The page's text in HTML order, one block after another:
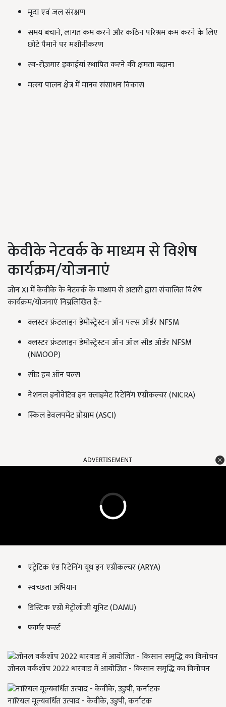
मृदा एवं जल संरक्षण
समय बचाने, लागत कम करने और कठिन परिश्रम कम करने के लिए
छोटे पैमाने पर मशीनीकरण
स्व-रोज़गार इकाईयां स्थापित करने की क्षमता बढ़ाना
मत्स्य पालन क्षेत्र में मानव संसाधन विकास
केवीके नेटवर्क के माध्यम से विशेष
कार्यक्रम/योजनाएं
जोन XI में केवीके के नेटवर्क के माध्यम से अटारी द्वारा संचालित विशेष
कार्यक्रम/योजनाएं निम्नलिखित हैं:-
क्लस्टर फ्रंटलाइन डेमोस्ट्रेस्टन ऑन पल्स ऑर्डर NFSM
क्लस्टर फ्रंटलाइन डेमोस्ट्रेस्टन ऑन ऑल सीड ऑर्डर NFSM
(NMOOP)
सीड हब ऑन पल्स
नेशनल इनोवेटिव इन क्लाइमेट रिटेनिंग एग्रीकल्चर (NICRA)
स्किल डेवलपमेंट प्रोग्राम (ASCI)
ADVERTISEMENT
एट्रेटिक एंड रिटेनिंग यूथ इन एग्रीकल्चर (ARYA)
स्वच्छता अभियान
डिस्टिक एग्रो मेट्रोलॉजी यूनिट (DAMU)
फार्मर फर्स्ट
जोनल वर्कशॉप 2022 धारवाड़ में आयोजित - किसान समृद्धि का विमोचन
नारियल मूल्यवर्धित उत्पाद - केवीके, उडुपी, कर्नाटक